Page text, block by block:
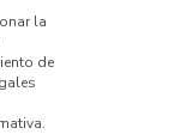
la
de